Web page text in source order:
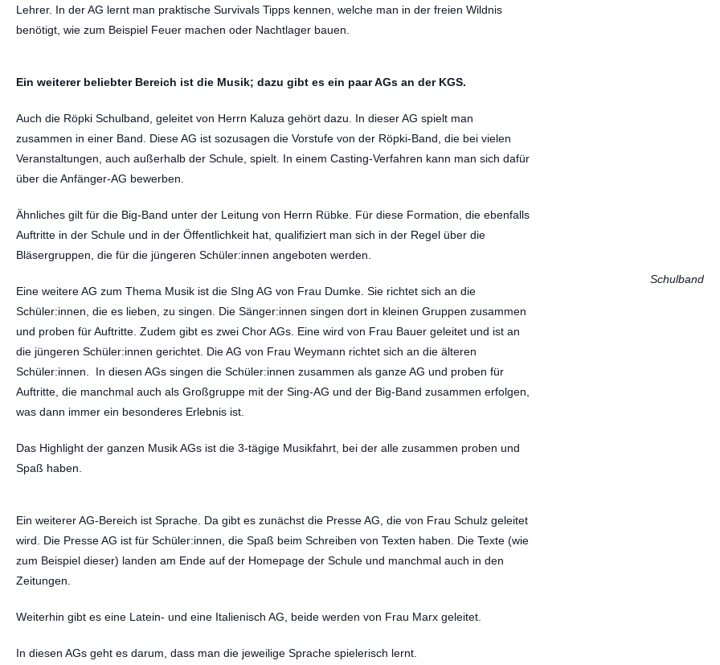
Lehrer. In der AG lernt man praktische Survivals Tipps kennen, welche man in der freien Wildnis
benötigt, wie zum Beispiel Feuer machen oder Nachtlager bauen.
Ein weiterer beliebter Bereich ist die Musik; dazu gibt es ein paar AGs an der KGS.
Auch die Röpki Schulband, geleitet von Herrn Kaluza gehört dazu. In dieser AG spielt man
zusammen in einer Band. Diese AG ist sozusagen die Vorstufe von der Röpki-Band, die bei vielen
Veranstaltungen, auch außerhalb der Schule, spielt. In einem Casting-Verfahren kann man sich dafür
über die Anfänger-AG bewerben.
Ähnliches gilt für die Big-Band unter der Leitung von Herrn Rübke. Für diese Formation, die ebenfalls
Auftritte in der Schule und in der Öffentlichkeit hat, qualifiziert man sich in der Regel über die
Bläsergruppen, die für die jüngeren Schüler:innen angeboten werden.
Eine weitere AG zum Thema Musik ist die SIng AG von Frau Dumke. Sie richtet sich an die
Schüler:innen, die es lieben, zu singen. Die Sänger:innen singen dort in kleinen Gruppen zusammen
und proben für Auftritte. Zudem gibt es zwei Chor AGs. Eine wird von Frau Bauer geleitet und ist an
die jüngeren Schüler:innen gerichtet. Die AG von Frau Weymann richtet sich an die älteren
Schüler:innen. In diesen AGs singen die Schüler:innen zusammen als ganze AG und proben für
Auftritte, die manchmal auch als Großgruppe mit der Sing-AG und der Big-Band zusammen erfolgen,
was dann immer ein besonderes Erlebnis ist.
Das Highlight der ganzen Musik AGs ist die 3-tägige Musikfahrt, bei der alle zusammen proben und
Spaß haben.
Schulband
Ein weiterer AG-Bereich ist Sprache. Da gibt es zunächst die Presse AG, die von Frau Schulz geleitet
wird. Die Presse AG ist für Schüler:innen, die Spaß beim Schreiben von Texten haben. Die Texte (wie
zum Beispiel dieser) landen am Ende auf der Homepage der Schule und manchmal auch in den
Zeitungen.
Weiterhin gibt es eine Latein- und eine Italienisch AG, beide werden von Frau Marx geleitet.
In diesen AGs geht es darum, dass man die jeweilige Sprache spielerisch lernt.